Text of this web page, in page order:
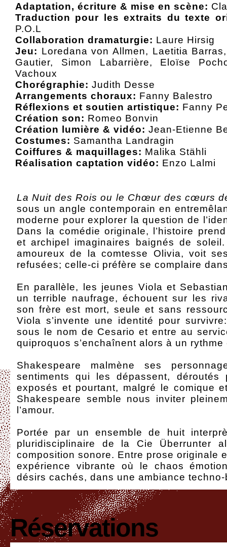
Adaptation, écriture & mise en scène:
Traduction pour les extraits du texte
P.O.L
Collaboration dramaturgie: Laure Hirsig
Jeu: Loredana von Allmen, Laetitia
Gautier, Simon Labarrière, Eloïse
Vachoux
Chorégraphie: Judith Desse
Arrangements choraux: Fanny Balestro
Réflexions et soutien artistique: Fanny
Création son: Romeo Bonvin
Création lumière & vidéo: Jean-Etienne
Costumes: Samantha Landragin
Coiffures & maquillages: Malika Stähli
Réalisation captation vidéo: Enzo Lalmi
La Nuit des Rois ou le Chœur des cœurs
sous un angle contemporain en
moderne pour explorer la question de
Dans la comédie originale, l’histoire
et archipel imaginaires baignés de
amoureux de la comtesse Olivia, voit
refusées; celle-ci préfère se complaire
En parallèle, les jeunes Viola et
un terrible naufrage, échouent sur les
son frère est mort, seule et sans
Viola s’invente une identité pour
sous le nom de Cesario et entre au
quiproquos s’enchaînent alors à un rythme
Shakespeare malmène ses
sentiments qui les dépassent, déroutés
exposés et pourtant, malgré le comique
Shakespeare semble nous inviter
l’amour.
Portée par un ensemble de huit
pluridisciplinaire de la Cie Überrunter
composition sonore. Entre prose originale
expérience vibrante où le chaos
désirs cachés, dans une ambiance
Réservations